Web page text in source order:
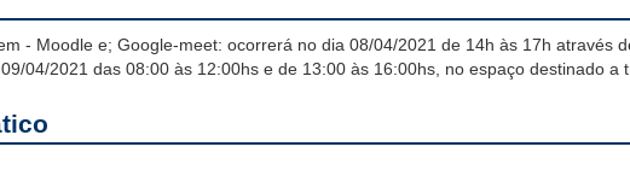
- Moodle e; Google-meet: ocorrerá no dia 08/04/2021 de 14h às 17h através
04/2021 das 08:00 às 12:00hs e de 13:00 às 16:00hs, no espaço destinado